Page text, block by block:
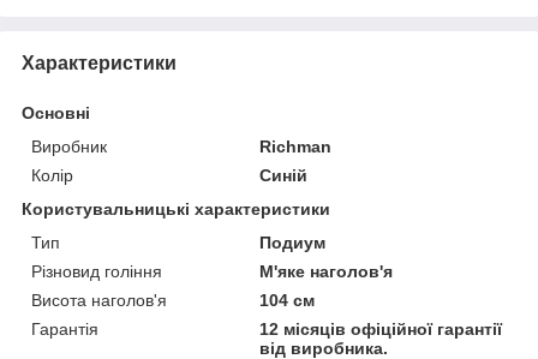
Характеристики
Основні
Виробник
Richman
Колір
Синій
Користувальницькі характеристики
Тип
Подиум
Різновид гоління
М'яке наголов'я
Висота наголов'я
104 см
Гарантія
12 місяців офіційної гарантії
від виробника.